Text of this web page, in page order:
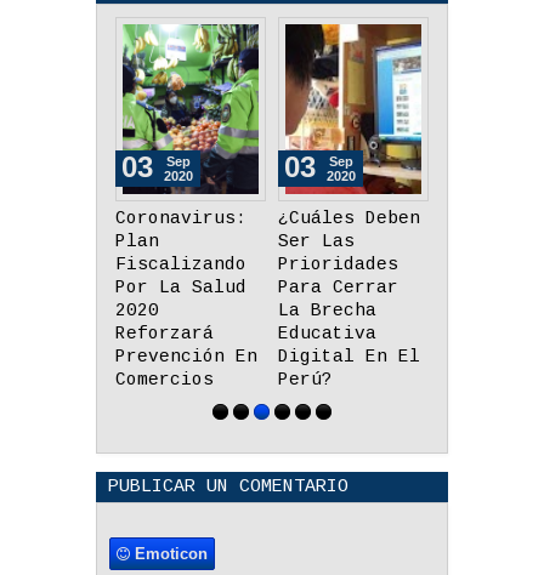
¿Cuáles Deben
Ser Las
Prioridades
Para Cerrar
La Brecha
Educativa
Digital En El
Perú?
03
Sep
2020
Minedu:
Tabletas
Tendrán Más
De 35
Aplicaciones
Y Recursos
Educativos En
Lenguas
Originarias
26
Aug
2020